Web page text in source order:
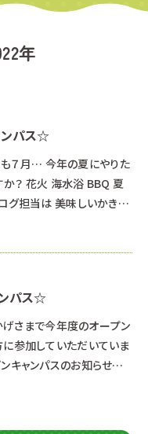
年
パス☆
も７月… 今年の夏にやりた
か？ 花火 海水浴 BBQ 夏
グ担当は 美味しいかき氷
月１６日（土） 《３年生
２：３０～１６：００（受
パス☆
げさまで今年度のオープン
に参加していただいていま
キャンパスのお知らせで